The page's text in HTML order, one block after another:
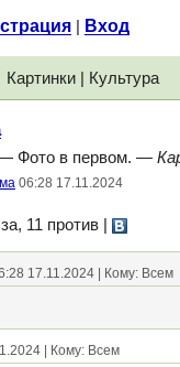
Вход
Картинки | Культура
Фото в первом. —
06:28 17.11.2024
11 против
17.11.2024 | Кому: Всем
| Кому: Всем